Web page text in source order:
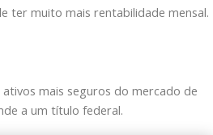
ter muito mais rentabilidade mensal.
mais seguros do mercado de
a um título federal.